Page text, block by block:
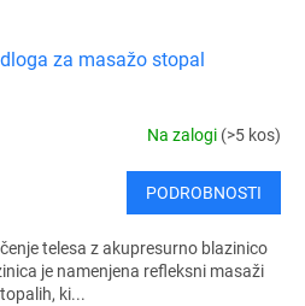
za masažo stopal
Na zalogi (>5 kos)
PODROBNOSTI
telesa z akupresurno blazinico
je namenjena refleksni masaži
ki...